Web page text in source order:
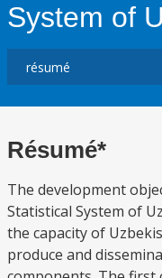
System of
Résumé*
The development
Statistical System of
the capacity of
produce and